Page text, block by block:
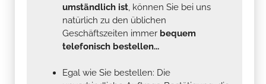
umständlich ist, können Sie bei uns
natürlich zu den üblichen
Geschäftszeiten immer bequem
telefonisch bestellen...
Egal wie Sie bestellen: Die